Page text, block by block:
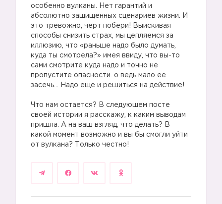
особенно вулканы. Нет гарантий и
абсолютно защищенных сценариев жизни. И
это тревожно, черт побери! Выискивая
способы снизить страх, мы цепляемся за
иллюзию, что «раньше надо было думать,
куда ты смотрела?» имея ввиду, что вы-то
сами смотрите куда надо и точно не
пропустите опасности. о ведь мало ее
засечь… Надо еще и решиться на действие!
Что нам остается? В следующем посте
своей истории я расскажу, к каким выводам
пришла. А на ваш взгляд, что делать? В
какой момент возможно и вы бы смогли уйти
от вулкана? Только честно!